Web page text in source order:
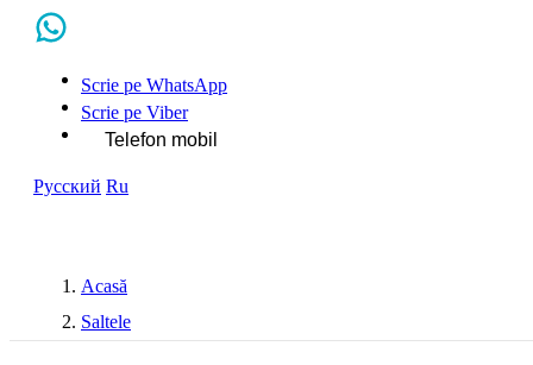
Scrie pe WhatsApp
Scrie pe Viber
Telefon mobil
Русский Ru
Acasă
Saltele